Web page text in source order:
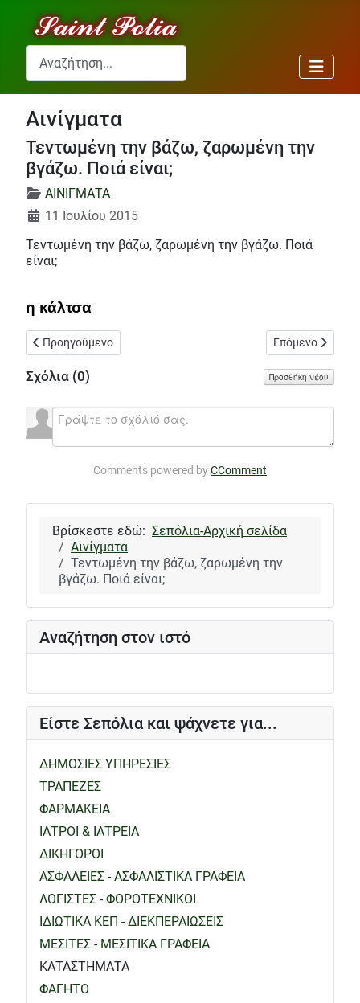
Αναζήτηση...
Αναζήτηση στον ιστό
Είστε Σεπόλια και ψάχνετε για...
ΔΗΜΟΣΙΕΣ ΥΠΗΡΕΣΙΕΣ
ΤΡΑΠΕΖΕΣ
ΦΑΡΜΑΚΕΙΑ
ΙΑΤΡΟΙ & ΙΑΤΡΕΙΑ
ΔΙΚΗΓΟΡΟΙ
ΑΣΦΑΛΕΙΕΣ - ΑΣΦΑΛΙΣΤΙΚΑ ΓΡΑΦΕΙΑ
ΛΟΓΙΣΤΕΣ - ΦΟΡΟΤΕΧΝΙΚΟΙ
ΙΔΙΩΤΙΚΑ ΚΕΠ - ΔΙΕΚΠΕΡΑΙΩΣΕΙΣ
ΜΕΣΙΤΕΣ - ΜΕΣΙΤΙΚΑ ΓΡΑΦΕΙΑ
ΚΑΤΑΣΤΗΜΑΤΑ
ΦΑΓΗΤΟ
Αινίγματα
Τεντωμένη την βάζω, ζαρωμένη την
βγάζω. Ποιά είναι;
Λεπτομέρειες
ΑΙΝΙΓΜΑΤΑ
11 Ιουλίου 2015
Τεντωμένη την βάζω, ζαρωμένη την βγάζω. Ποιά
είναι;
η κάλτσα
Προηγούμενο άρθρο: Ήμερο ,άκακο , δειλό, μας τρέφει και μας
Προηγούμενο Επόμενο άρθρο:
Επόμενο
Σχόλια (0) Προσθήκη νέου
Comments powered byCComment
Βρίσκεστε εδώ: Σεπόλια-Αρχική σελίδα
Αινίγματα
Τεντωμένη την βάζω, ζαρωμένη την
βγάζω. Ποιά είναι;